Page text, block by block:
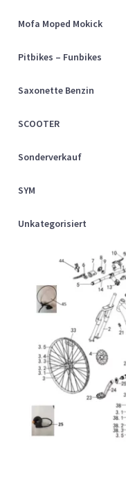
Mofa Moped Mokick
Pitbikes – Funbikes
Saxonette Benzin
SCOOTER
Sonderverkauf
SYM
Unkategorisiert